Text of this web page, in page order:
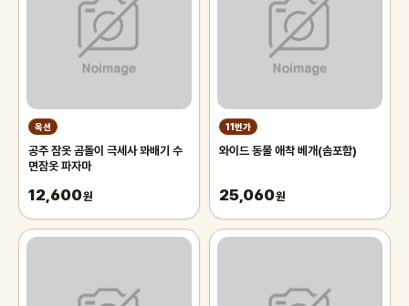
옥션
공주 잠옷 곰돌이 극세사 꽈배기 수
면잠옷 파자마
12,600원
11번가
와이드 동물 애착 베개(솜포함)
25,060원